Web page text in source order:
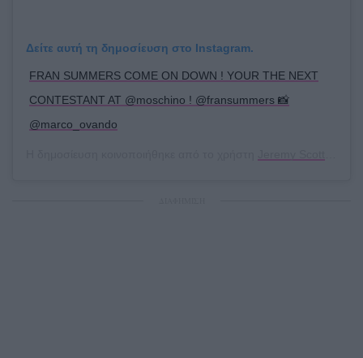
Δείτε αυτή τη δημοσίευση στο Instagram.
FRAN SUMMERS COME ON DOWN ! YOUR THE NEXT
CONTESTANT AT @moschino ! @fransummers 📸
@marco_ovando